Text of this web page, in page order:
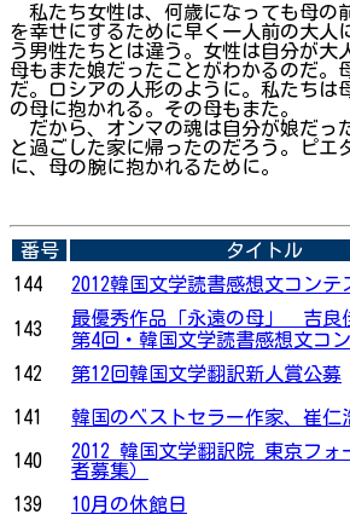
私たち女性は、何歳になっても母の
を幸せにするために早く一人前の大人
う男性たちとは違う。女性は自分が大
母もまた娘だったことがわかるのだ。
だ。ロシアの人形のように。私たちは
の母に抱かれる。その母もまた。
だから、オンマの魂は自分が娘だっ
と過ごした家に帰ったのだろう。ピエ
に、母の腕に抱かれるために。
番号 タイトル
144
2012韓国文学読書感想文コンテ
143
最優秀作品「永遠の母」 吉良
第4回・韓国文学読書感想文コ
142
第12回韓国文学翻訳新人賞公募
141
韓国のベストセラー作家、崔仁
140
2012 韓国文学翻訳院 東京フォ
者募集）
139
10月の休館日